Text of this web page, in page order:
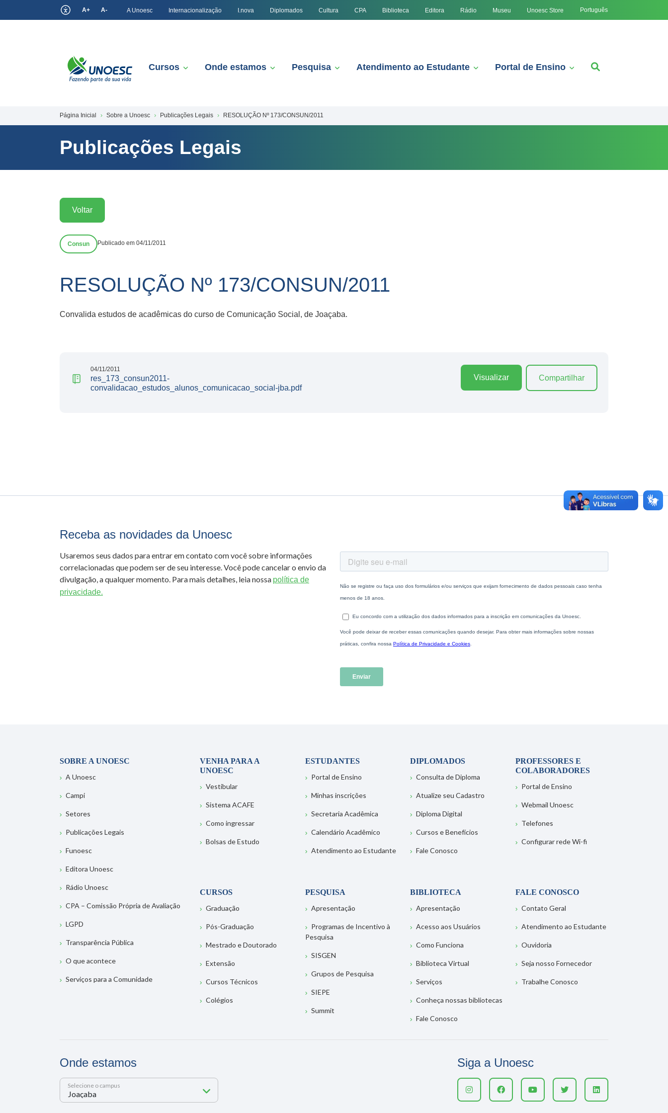
A+ A- A Unoesc Internacionalização I.nova Diplomados Cultura CPA Biblioteca Editora Rádio Museu Unoesc Store Português
Cursos Onde estamos Pesquisa Atendimento ao Estudante Portal de Ensino
Página Inicial Sobre a Unoesc Publicações Legais RESOLUÇÃO Nº 173/CONSUN/2011
Publicações Legais
Voltar
Consun Publicado em 04/11/2011
RESOLUÇÃO Nº 173/CONSUN/2011
Convalida estudos de acadêmicas do curso de Comunicação Social, de Joaçaba.
04/11/2011
res_173_consun2011-
convalidacao_estudos_alunos_comunicacao_social-jba.pdf
Visualizar Compartilhar
Receba as novidades da Unoesc
Usaremos seus dados para entrar em contato com você sobre informações
correlacionadas que podem ser de seu interesse. Você pode cancelar o envio da
divulgação, a qualquer momento. Para mais detalhes, leia nossa política de
privacidade.
SOBRE A UNOESC
A Unoesc
Campi
Setores
Publicações Legais
Funoesc
Editora Unoesc
Rádio Unoesc
CPA – Comissão Própria de Avaliação
LGPD
Transparência Pública
O que acontece
Serviços para a Comunidade
VENHA PARA A
UNOESC
Vestibular
Sistema ACAFE
Como ingressar
Bolsas de Estudo
ESTUDANTES
Portal de Ensino
Minhas inscrições
Secretaria Acadêmica
Calendário Acadêmico
Atendimento ao Estudante
DIPLOMADOS
Consulta de Diploma
Atualize seu Cadastro
Diploma Digital
Cursos e Benefícios
Fale Conosco
PROFESSORES E
COLABORADORES
Portal de Ensino
Webmail Unoesc
Telefones
Configurar rede Wi-fi
CURSOS
Graduação
Pós-Graduação
Mestrado e Doutorado
Extensão
Cursos Técnicos
Colégios
PESQUISA
Apresentação
Programas de Incentivo à
Pesquisa
SISGEN
Grupos de Pesquisa
SIEPE
Summit
BIBLIOTECA
Apresentação
Acesso aos Usuários
Como Funciona
Biblioteca Virtual
Serviços
Conheça nossas bibliotecas
Fale Conosco
FALE CONOSCO
Contato Geral
Atendimento ao Estudante
Ouvidoria
Seja nosso Fornecedor
Trabalhe Conosco
Onde estamos
Selecione o campus
Siga a Unoesc